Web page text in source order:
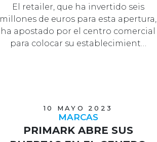
El retailer, que ha invertido seis
millones de euros para esta apertura,
ha apostado por el centro comercial
para colocar su establecimient…